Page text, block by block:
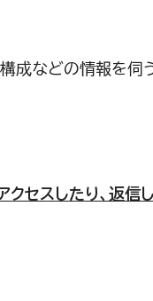
成などの情報を伺
クセスしたり、返信